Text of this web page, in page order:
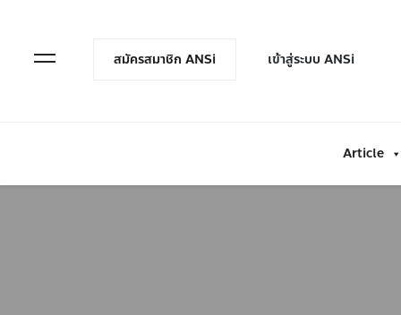
Open Menuสมัครสมาชิก ANSi เข้าสู่ระบบ ANSi
Article